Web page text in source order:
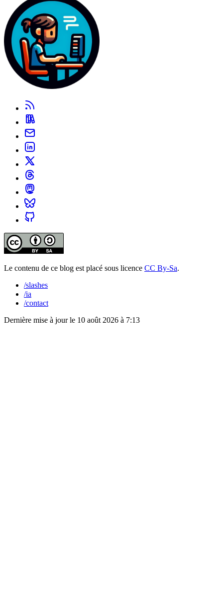
Le contenu de ce blog est placé sous licence CC By-Sa.
/slashes
/ia
/contact
Dernière mise à jour le 10 août 2026 à 7:13